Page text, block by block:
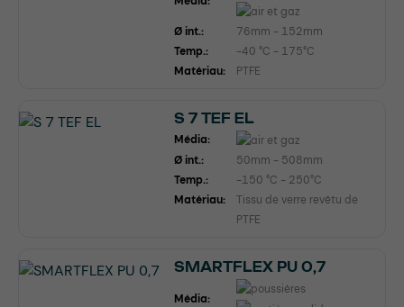
Ø int.:
76mm - 152mm
Temp.:
-40 °C - 175°C
Matériau:
PTFE
S 7 TEF EL
Média:
Ø int.:
50mm - 508mm
Temp.:
-150 °C - 250°C
Matériau:
Tissu de verre revêtu de
PTFE
SMARTFLEX PU 0,7
Média: